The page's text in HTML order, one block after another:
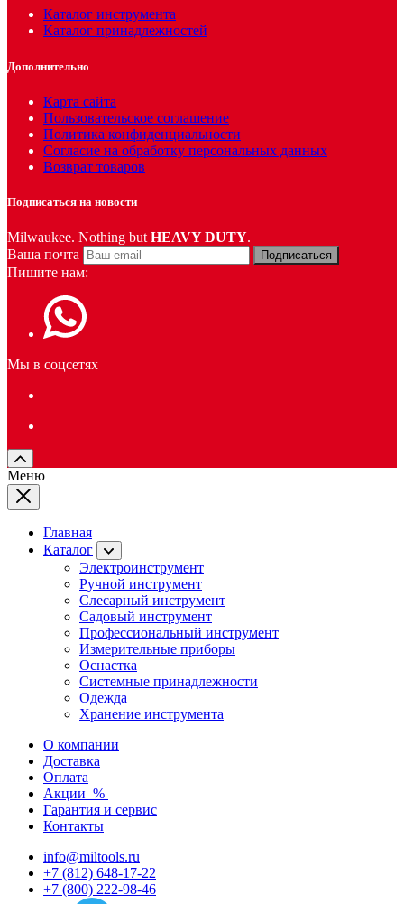
Каталог инструмента
Каталог принадлежностей
Дополнительно
Карта сайта
Пользовательское соглашение
Политика конфиденциальности
Согласие на обработку персональных данных
Возврат товаров
Подписаться на новости
Milwaukee. Nothing but HEAVY DUTY.
Ваша почта
Подписаться
Пишите нам:
Мы в соцсетях
Меню
Главная
Каталог
Электроинструмент
Ручной инструмент
Слесарный инструмент
Садовый инструмент
Профессиональный инструмент
Измерительные приборы
Оснастка
Системные принадлежности
Одежда
Хранение инструмента
О компании
Доставка
Оплата
Акции %
Гарантия и сервис
Контакты
info@miltools.ru
+7 (812) 648-17-22
+7 (800) 222-98-46